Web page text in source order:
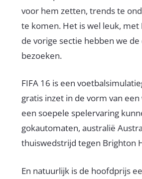
voor hem zetten, trends te
te komen. Het is wel leuk,
de vorige sectie hebben we de
bezoeken.
FIFA 16 is een
gratis inzet in de vorm van
een soepele spelervaring
gokautomaten, australië
thuiswedstrijd tegen Brighton
En natuurlijk is de hoofdprijs